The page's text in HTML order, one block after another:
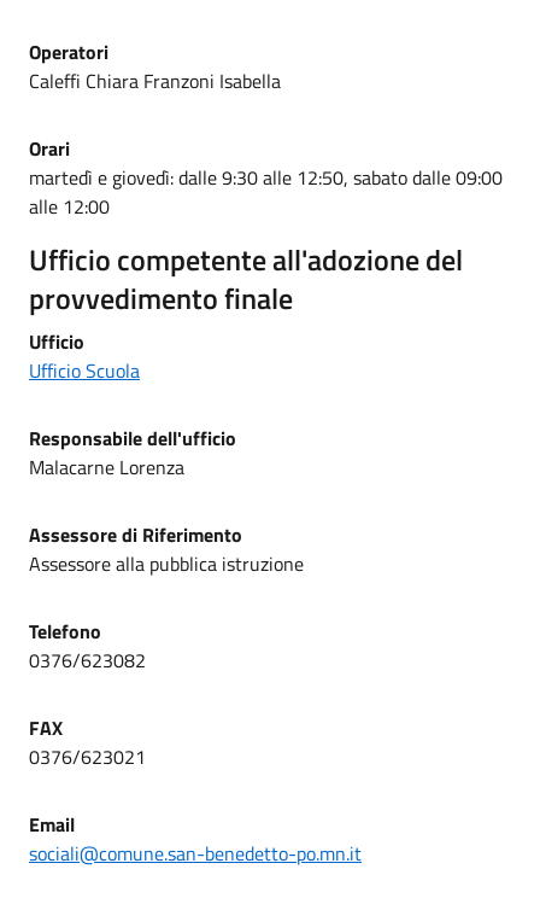
Operatori
Caleffi Chiara Franzoni Isabella
Orari
martedì e giovedì: dalle 9:30 alle 12:50, sabato dalle 09:00
alle 12:00
Ufficio competente all'adozione del
provvedimento finale
Ufficio
Ufficio Scuola
Responsabile dell'ufficio
Malacarne Lorenza
Assessore di Riferimento
Assessore alla pubblica istruzione
Telefono
0376/623082
FAX
0376/623021
Email
sociali@comune.san-benedetto-po.mn.it